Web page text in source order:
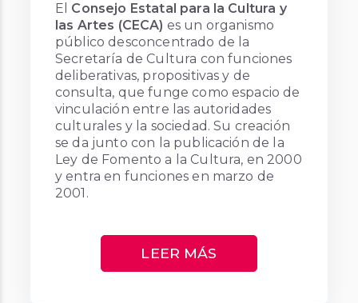
El Consejo Estatal para la Cultura y
las Artes (CECA) es un organismo
público desconcentrado de la
Secretaría de Cultura con funciones
deliberativas, propositivas y de
consulta, que funge como espacio de
vinculación entre las autoridades
culturales y la sociedad. Su creación
se da junto con la publicación de la
Ley de Fomento a la Cultura, en 2000
y entra en funciones en marzo de
2001.
LEER MÁS